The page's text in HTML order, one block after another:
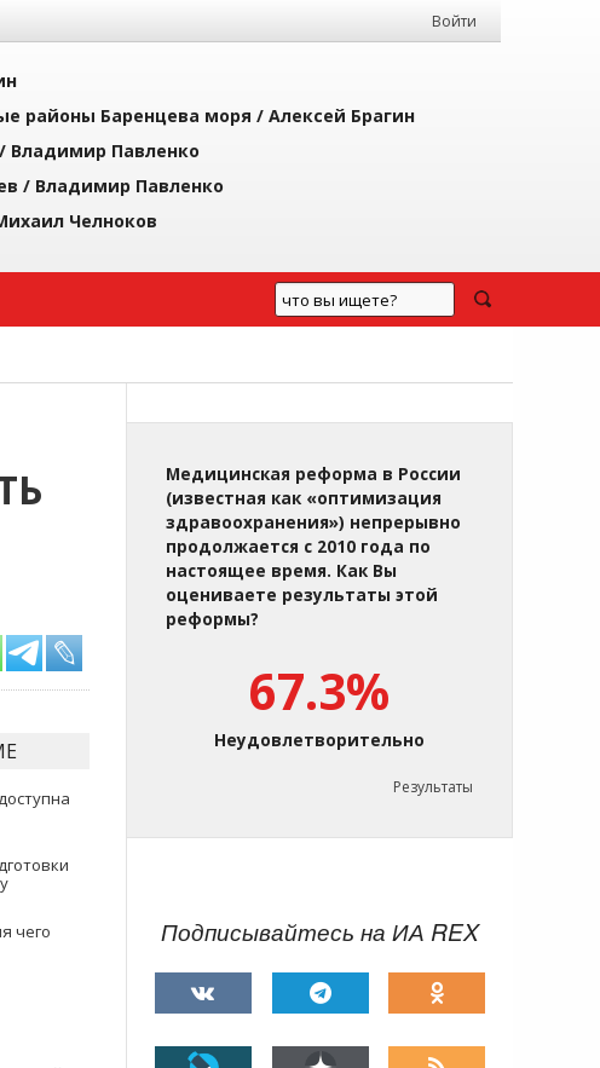
Войти
районы Баренцева моря / Алексей Брагин
Владимир Павленко
/ Владимир Павленко
Челноков
чего
Медицинская реформа в России
(известная как «оптимизация
здравоохранения») непрерывно
продолжается с 2010 года по
настоящее время. Как Вы
оцениваете результаты этой
реформы?
67.3%
Неудовлетворительно
Результаты
Подписывайтесь на ИА REX